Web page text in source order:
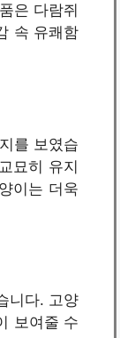
은 다람쥐
속 유쾌함
를 보였습
묘히 유지
이는 더욱
니다. 고양
보여줄 수